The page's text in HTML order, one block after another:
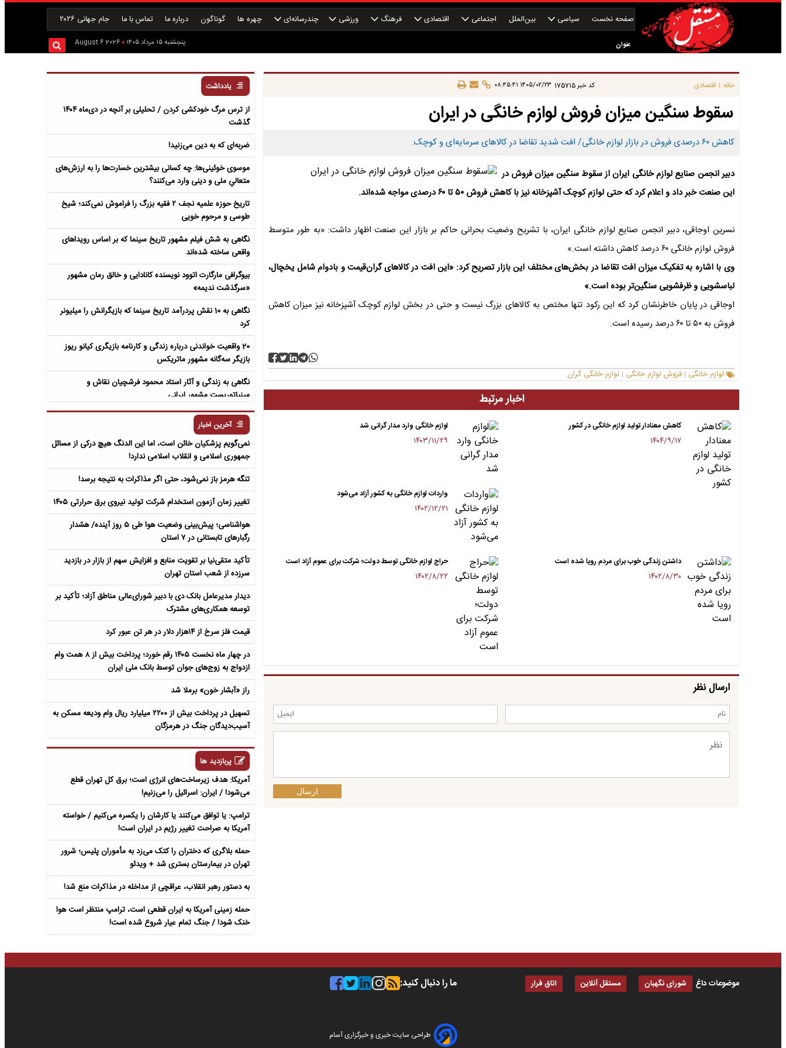
صفحه نخست سیاسی بین‌الملل اجتماعی اقتصادی فرهنگ ورزشی چندرسانه‌ای چهره ها گوناگون درباره ما تماس با ما جام جهانی ۲۰۲۶
عنوان پنجشنبه ۱۵ مرداد ۱۴۰۵ 2026 August 6
خانه | اقتصادی کد خبر175715 ۱۴۰۵/۰۲/۲۳ ۰۸:۴۵:۴۱
سقوط سنگین میزان فروش لوازم خانگی در ایران
کاهش ۶۰ درصدی فروش در بازار لوازم خانگی/ افت شدید تقاضا در کالاهای سرمایه‌ای و کوچک.
دبیر انجمن صنایع لوازم خانگی ایران از سقوط سنگین میزان فروش در
این صنعت خبر داد و اعلام کرد که حتی لوازم کوچک آشپزخانه نیز با کاهش فروش ۵۰ تا ۶۰ درصدی مواجه شده‌اند.
نسرین اوجاقی، دبیر انجمن صنایع لوازم خانگی ایران، با تشریح وضعیت بحرانی حاکم بر بازار این صنعت اظهار داشت: «به طور متوسط
فروش لوازم خانگی ۶۰ درصد کاهش داشته است.»
وی با اشاره به تفکیک میزان افت تقاضا در بخش‌های مختلف این بازار تصریح کرد: «این افت در کالاهای گران‌قیمت و بادوام شامل یخچال،
لباسشویی و ظرفشویی سنگین‌تر بوده است.»
اوجاقی در پایان خاطرنشان کرد که این رکود تنها مختص به کالاهای بزرگ نیست و حتی در بخش لوازم کوچک آشپزخانه نیز میزان کاهش
فروش به ۵۰ تا ۶۰ درصد رسیده است.
لوازم خانگی | فروش لوازم خانگی | لوازم خانگی گران
اخبار مرتبط
کاهش معنادار تولید لوازم خانگی در کشور
۱۴۰۴/۹/۱۷
لوازم خانگی وارد مدار گرانی شد
۱۴۰۳/۱۱/۲۹
واردات لوازم خانگی به کشور آزاد می‌شود
۱۴۰۲/۱۲/۲۱
داشتن زندگی خوب برای مردم رویا شده است
۱۴۰۲/۸/۳۰
حراج لوازم خانگی توسط دولت؛ شرکت برای عموم آزاد است
۱۴۰۲/۸/۲۲
ارسال نظر
ارسال
یادداشت
از ترس مرگ خودکشی کردن / تحلیلی بر آنچه در دی‌ماه ۱۴۰۴
گذشت
ضربه‌ای که به دین می‌زنید!
موسوی خوئینی‌ها: چه کسانی بیشترین خسارت‌ها را به ارزش‌های
متعالیِ ملی و دینی وارد می‌کنند؟
تاریخ حوزه علمیه نجف ۲ فقیه بزرگ را فراموش نمی‌کند؛ شیخ
طوسی و مرحوم خویی
نگاهی به شش فیلم مشهور تاریخ سینما که بر اساس رویداهای
واقعی ساخته شده‌اند
بیوگرافی مارگارت اتوود نویسنده کانادایی و خالق رمان مشهور
«سرگذشت ندیمه»
نگاهی به 10 نقش پردرآمد تاریخ سینما که بازیگرانش را میلیونر
کرد
20 واقعیت خواندنی درباره زندگی و کارنامه بازیگری کیانو ریوز
بازیگر سه‌گانه مشهور ماتریکس
نگاهی به زندگی و آثار استاد محمود فرشچیان نقاش و
مینیاتوریست مشهور ایرانی
نگاهی به زندگی و آثار عباس معروفی نویسنده ایرانی و خالق رمان
سمفونی مردگان
آخرین اخبار
نمی‌گویم پزشکیان خائن است، اما این الدنگ هیچ درکی از مسائل
جمهوری اسلامی و انقلاب اسلامی ندارد!
تنگه هرمز باز نمی‌شود، حتی اگر مذاکرات به نتیجه برسد!
تغییر زمان آزمون استخدام شرکت تولید نیروی برق حرارتی ۱۴۰۵
هواشناسی؛ پیش‌بینی وضعیت هوا طی ۵ روز آینده/ هشدار
رگبارهای تابستانی در ۷ استان
تأکید متقی‌نیا بر تقویت منابع و افزایش سهم از بازار در بازدید
سرزده از شعب استان تهران
دیدار مدیرعامل بانک دی با دبیر شورای‌عالی مناطق آزاد؛ تأکید بر
توسعه همکاری‌های مشترک
قیمت فلز سرخ از ۱۴هزار دلار در هر تن عبور کرد
در چهار ماه نخست ۱۴۰۵ رقم خورد؛ پرداخت بیش از ۸ همت وام
ازدواج به زوج‌های جوان توسط بانک ملی ایران
راز «آبشار خون» برملا شد
تسهیل در پرداخت بیش از ۲۲۰۰ میلیارد ریال وام ودیعه مسکن به
آسیب‌دیدگان جنگ در هرمزگان
پربازدید ها
آمریکا: هدف زیرساخت‌های انرژی است؛ برق کل تهران قطع
می‌شود! / ایران: اسرائیل را می‌زنیم!
ترامپ: یا توافق می‌کنند یا کارشان را یکسره می‌کنیم / خواسته
آمریکا به صراحت تغییر رژیم در ایران است!
حمله بلاگری که دختران را کتک می‌زد به مأموران پلیس؛ شرور
تهران در بیمارستان بستری شد + ویدئو
به دستور رهبر انقلاب، عراقچی از مداخله در مذاکرات منع شد!
حمله زمینی آمریکا به ایران قطعی است، ترامپ منتظر است هوا
خنک شود! / جنگ تمام عیار شروع شده است!
موضوعات داغ شورای نگهبان مستقل آنلاین اتاق فرار ما را دنبال کنید:
طراحی سایت خبری و خبرگزاری آسام